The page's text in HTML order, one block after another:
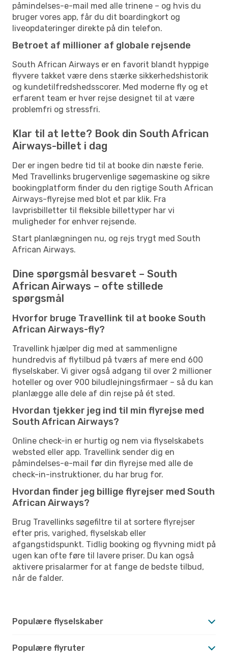
påmindelses-e-mail med alle trinene – og hvis du
bruger vores app, får du dit boardingkort og
liveopdateringer direkte på din telefon.
Betroet af millioner af globale rejsende
South African Airways er en favorit blandt hyppige
flyvere takket være dens stærke sikkerhedshistorik
og kundetilfredshedsscorer. Med moderne fly og et
erfarent team er hver rejse designet til at være
problemfri og stressfri.
Klar til at lette? Book din South African
Airways-billet i dag
Der er ingen bedre tid til at booke din næste ferie.
Med Travellinks brugervenlige søgemaskine og sikre
bookingplatform finder du den rigtige South African
Airways-flyrejse med blot et par klik. Fra
lavprisbilletter til fleksible billettyper har vi
muligheder for enhver rejsende.
Start planlægningen nu, og rejs trygt med South
African Airways.
Dine spørgsmål besvaret – South
African Airways – ofte stillede
spørgsmål
Hvorfor bruge Travellink til at booke South
African Airways-fly?
Travellink hjælper dig med at sammenligne
hundredvis af flytilbud på tværs af mere end 600
flyselskaber. Vi giver også adgang til over 2 millioner
hoteller og over 900 biludlejningsfirmaer – så du kan
planlægge alle dele af din rejse på ét sted.
Hvordan tjekker jeg ind til min flyrejse med
South African Airways?
Online check-in er hurtig og nem via flyselskabets
websted eller app. Travellink sender dig en
påmindelses-e-mail før din flyrejse med alle de
check-in-instruktioner, du har brug for.
Hvordan finder jeg billige flyrejser med South
African Airways?
Brug Travellinks søgefiltre til at sortere flyrejser
efter pris, varighed, flyselskab eller
afgangstidspunkt. Tidlig booking og flyvning midt på
ugen kan ofte føre til lavere priser. Du kan også
aktivere prisalarmer for at fange de bedste tilbud,
når de falder.
Populære flyselskaber
Populære flyruter